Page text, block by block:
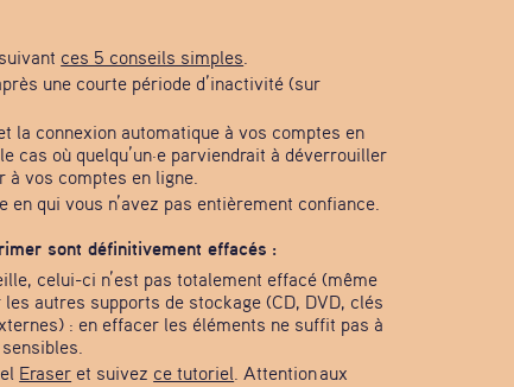
ces 5 conseils simples
une courte période d’inactivité (sur
la connexion automatique à vos comptes en
cas où quelqu’un·e parviendrait à déverrouiller
à vos comptes en ligne.
en qui vous n’avez pas entièrement confiance.
sont définitivement effacés :
celui-ci n’est pas totalement effacé (même
autres supports de stockage (CD, DVD, clés
: en effacer les éléments ne suffit pas à
Eraser et suivez ce tutoriel . Attention aux